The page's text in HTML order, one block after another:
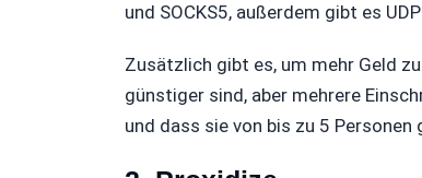
und SOCKS5, außerdem gibt es
Zusätzlich gibt es, um mehr Geld
günstiger sind, aber mehrere
und dass sie von bis zu 5